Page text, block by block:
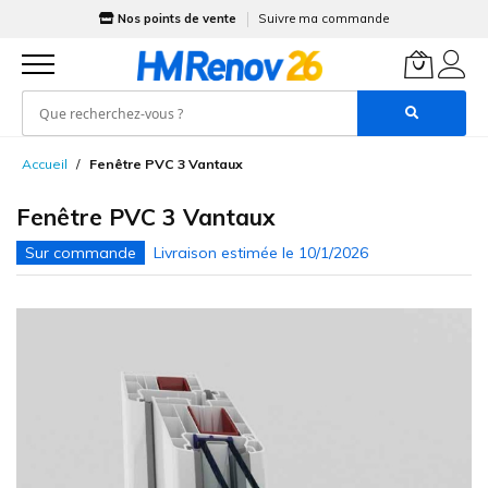
Nos points de vente Suivre ma commande
Accueil Fenêtre PVC 3 Vantaux
Fenêtre PVC 3 Vantaux
Skip